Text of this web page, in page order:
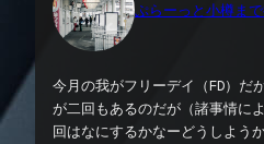
ぷらーっと小樽まで
今月の我がフリーデイ（FD）だ
が二回もあるのだが（諸事情に
回はなにするかなーどうしよう